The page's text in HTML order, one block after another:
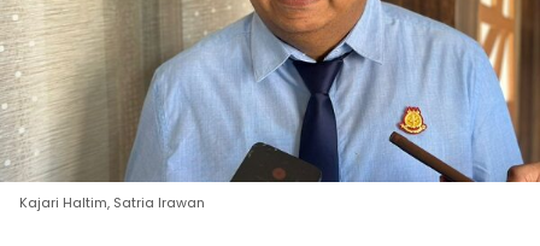
Kajari Haltim, Satria Irawan